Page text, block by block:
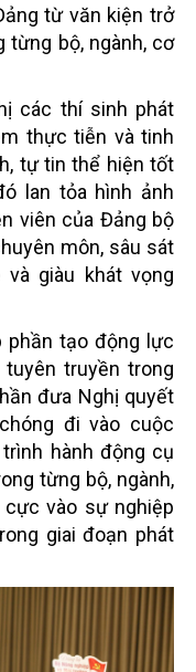
từ văn kiện trở
bộ, ngành, cơ
các thí sinh phát
thực tiễn và tinh
tự tin thể hiện tốt
lan tỏa hình ảnh
viên của Đảng bộ
môn, sâu sát
giàu khát vọng
phần tạo động lực
truyền trong
đưa Nghị quyết
đi vào cuộc
hành động cụ
từng bộ, ngành,
vào sự nghiệp
giai đoạn phát